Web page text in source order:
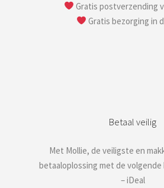
Gratis postverzending
Gratis bezorging in
Betaal veilig
Met Mollie, de veiligste en
betaaloplossing met de
– iDeal